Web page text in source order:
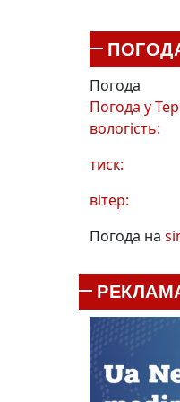
Погода
Погода у
вологість:
тиск:
вітер:
Погода на